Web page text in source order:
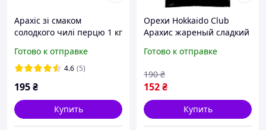
Арахіс зі смаком
солодкого чилі перцю 1 кг
Готово к отправке
4.6 (5)
195₴
Купить
Орехи Hokkaido Club
Арахис жареный сладкий
вкусом вишни 60 г
Готово к отправке
152₴
190 ₴
Купить